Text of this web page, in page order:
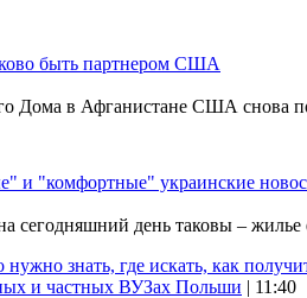
быть партнером США
Дома в Афганистане США снова
и "комфортные" украинские
день таковы – жилье
знать, где искать, как
и частных ВУЗах Польши | 11:40